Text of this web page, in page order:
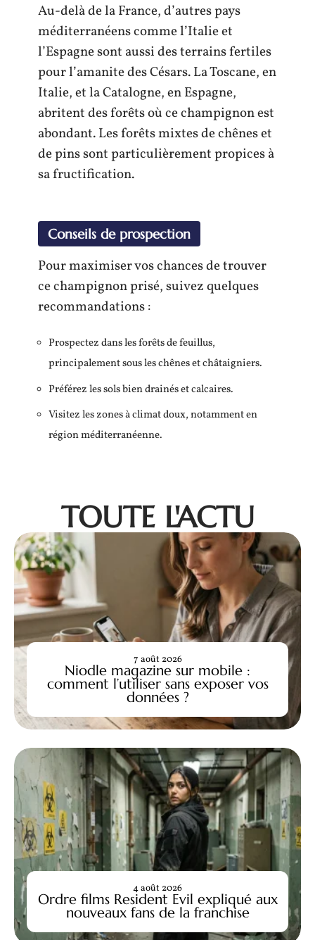
Au-delà de la France, d’autres pays
méditerranéens comme l’Italie et
l’Espagne sont aussi des terrains fertiles
pour l’amanite des Césars. La Toscane, en
Italie, et la Catalogne, en Espagne,
abritent des forêts où ce champignon est
abondant. Les forêts mixtes de chênes et
de pins sont particulièrement propices à
sa fructification.
Conseils de prospection
Pour maximiser vos chances de trouver
ce champignon prisé, suivez quelques
recommandations :
Prospectez dans les forêts de feuillus,
principalement sous les chênes et châtaigniers.
Préférez les sols bien drainés et calcaires.
Visitez les zones à climat doux, notamment en
région méditerranéenne.
TOUTE L'ACTU
Niodle magazine sur mobile :
comment l’utiliser sans exposer vos
données ?
7 août 2026
Ordre films Resident Evil expliqué aux
nouveaux fans de la franchise
4 août 2026